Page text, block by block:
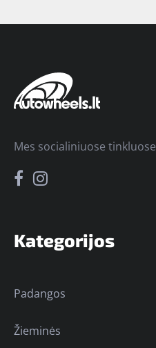
Kategorijos
Padangos
Žieminės
Mes socialiniuose tinkluose